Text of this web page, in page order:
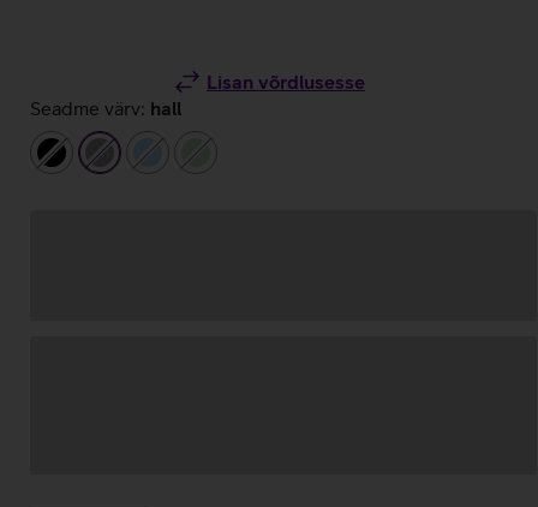
Lisan võrdlusesse
Seadme värv: hall
must
hall helesinineheleroheline